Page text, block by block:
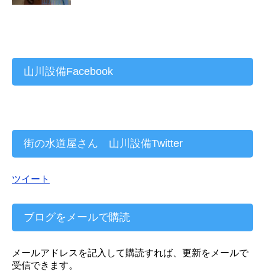
山川設備Facebook
街の水道屋さん 山川設備Twitter
ツイート
ブログをメールで購読
メールアドレスを記入して購読すれば、更新をメールで
受信できます。